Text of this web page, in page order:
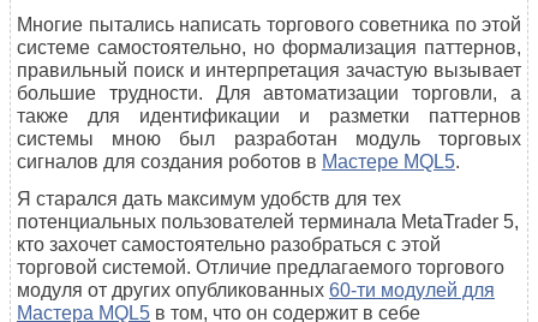
Многие пытались написать торгового советника по этой
системе самостоятельно, но формализация паттернов,
правильный поиск и интерпретация зачастую вызывает
большие трудности. Для автоматизации торговли, а
также для идентификации и разметки паттернов
системы мною был разработан модуль торговых
сигналов для создания роботов в Мастере MQL5.
Я старался дать максимум удобств для тех
потенциальных пользователей терминала MetaTrader 5,
кто захочет самостоятельно разобраться с этой
торговой системой. Отличие предлагаемого торгового
модуля от других опубликованных 60-ти модулей для
Мастера MQL5 в том, что он содержит в себе